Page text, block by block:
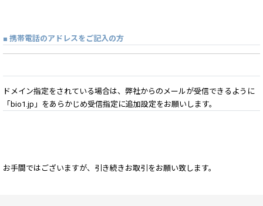
■ 携帯電話のアドレスをご記入の方
ドメイン指定をされている場合は、弊社からのメールが受信できるように
「bio1.jp」をあらかじめ受信指定に追加設定をお願いします。
お手間ではございますが、引き続きお取引をお願い致します。